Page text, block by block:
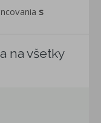
s
na všetky